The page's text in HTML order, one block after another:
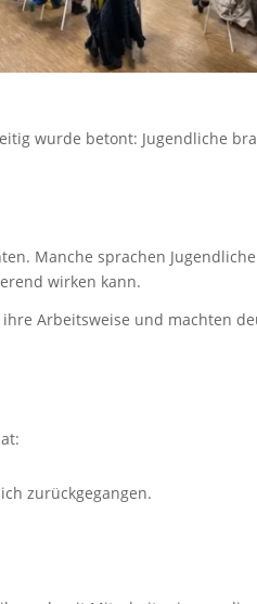
wurde betont: Jugendliche
Manche sprachen
wirken kann.
Arbeitsweise und machten
zurückgegangen.